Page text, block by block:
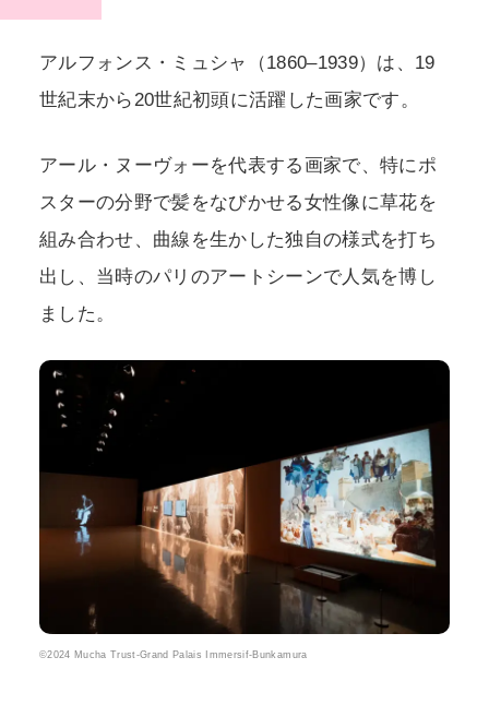
アルフォンス・ミュシャ（1860–1939）は、19
世紀末から20世紀初頭に活躍した画家です。
アール・ヌーヴォーを代表する画家で、特にポ
スターの分野で髪をなびかせる女性像に草花を
組み合わせ、曲線を生かした独自の様式を打ち
出し、当時のパリのアートシーンで人気を博し
ました。
©2024 Mucha Trust-Grand Palais Immersif-Bunkamura